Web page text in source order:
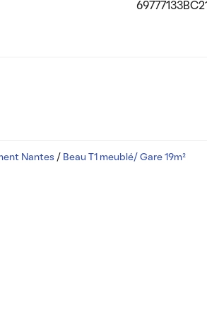
69777133BC21
Nantes / Beau T1 meublé/ Gare 19m²